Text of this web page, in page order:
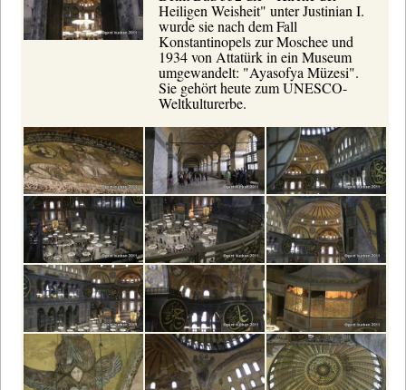
Heiligen Weisheit" unter Justinian I.
wurde sie nach dem Fall
Konstantinopels zur Moschee und
1934 von Attatürk in ein Museum
umgewandelt: "Ayasofya Müzesi".
Sie gehört heute zum UNESCO-
Weltkulturerbe.